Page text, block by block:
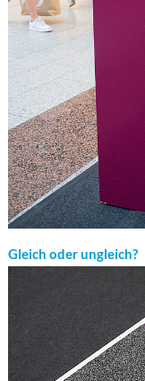
Gleich oder ungleich?